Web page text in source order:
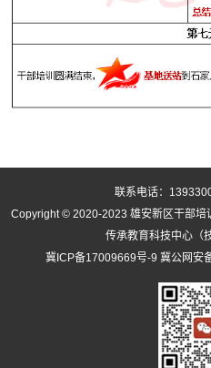
联系电话：
Copyright © 2020-2023 雄安新区干部培
传承教育科技中心（
冀ICP备17009669号-9 冀公网安